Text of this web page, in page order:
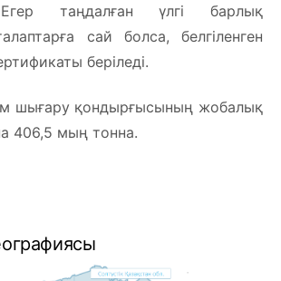
таңдалған үлгі барлық
сай болса, белгіленген
беріледі.
шығару қондырғысының жобалық
406,5 мың тонна.